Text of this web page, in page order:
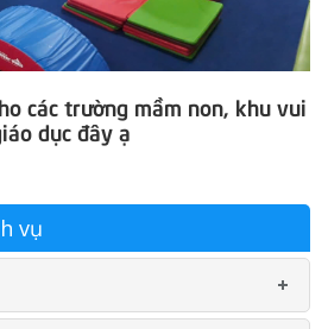
các trường mầm non, khu vui
dục đây ạ
vụ